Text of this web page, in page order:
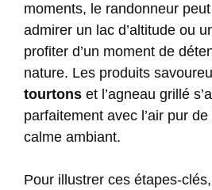
moments, le randonneur
admirer un lac d’altitude ou
profiter d’un moment de
nature. Les produits
tourtons et l’agneau grillé
parfaitement avec l’air pur
calme ambiant.
Pour illustrer ces étapes-